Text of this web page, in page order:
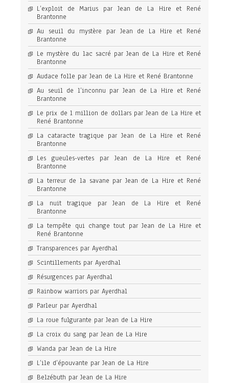
L’exploit de Marius par Jean de La Hire et René
Brantonne
Au seuil du mystère par Jean de La Hire et René
Brantonne
Le mystère du lac sacré par Jean de La Hire et René
Brantonne
Audace folle par Jean de La Hire et René Brantonne
Au seuil de l’inconnu par Jean de La Hire et René
Brantonne
Le prix de 1 million de dollars par Jean de La Hire et
René Brantonne
La cataracte tragique par Jean de La Hire et René
Brantonne
Les gueules-vertes par Jean de La Hire et René
Brantonne
La terreur de la savane par Jean de La Hire et René
Brantonne
La nuit tragique par Jean de La Hire et René
Brantonne
La tempête qui change tout par Jean de La Hire et
René Brantonne
Transparences par Ayerdhal
Scintillements par Ayerdhal
Résurgences par Ayerdhal
Rainbow warriors par Ayerdhal
Parleur par Ayerdhal
La roue fulgurante par Jean de La Hire
La croix du sang par Jean de La Hire
Wanda par Jean de La Hire
L’ile d’épouvante par Jean de La Hire
Belzébuth par Jean de La Hire